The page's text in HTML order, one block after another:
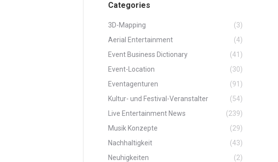
Categories
3D-Mapping
(3)
Aerial Entertainment
(4)
Event Business Dictionary
(41)
Event-Location
(30)
Eventagenturen
(91)
Kultur- und Festival-Veranstalter
(54)
Live Entertainment News
(239)
Musik Konzepte
(29)
Nachhaltigkeit
(43)
Neuhigkeiten
(2)